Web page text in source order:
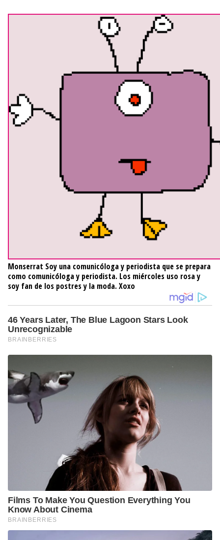
Monserrat Soy una comunicóloga y periodista que se prepara
como comunicóloga y periodista. Los miércoles uso rosa y
soy fan de los postres y la moda. Xoxo